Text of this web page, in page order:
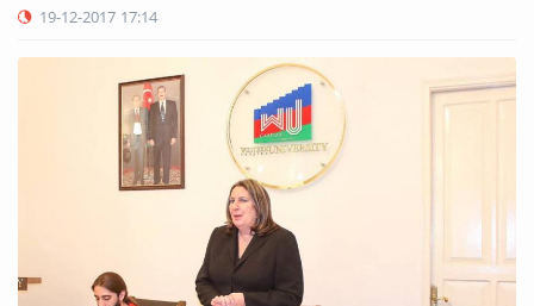
19-12-2017 17:14